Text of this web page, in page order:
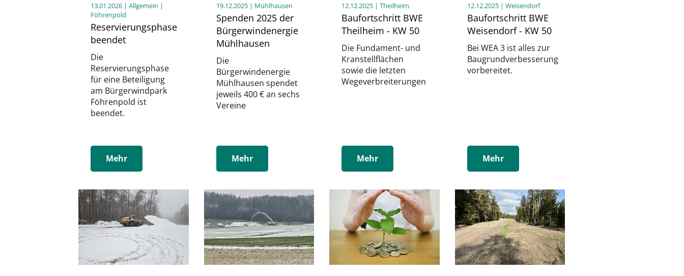
13.01.2026 | Allgemein |
Föhrenpold
Reservierungsphase
beendet
Die
Reservierungsphase
für eine Beteiligung
am Bürgerwindpark
Föhrenpold ist
beendet.
Mehr
19.12.2025 | Mühlhausen
Spenden 2025 der
Bürgerwindenergie
Mühlhausen
Die
Bürgerwindenergie
Mühlhausen spendet
jeweils 400 € an sechs
Vereine
Mehr
12.12.2025 | Theilheim
Baufortschritt BWE
Theilheim - KW 50
Die Fundament- und
Kranstellflächen
sowie die letzten
Wegeverbreiterungen
Mehr
12.12.2025 | Weisendorf
Baufortschritt BWE
Weisendorf - KW 50
Bei WEA 3 ist alles zur
Baugrundverbesserung
vorbereitet.
Mehr